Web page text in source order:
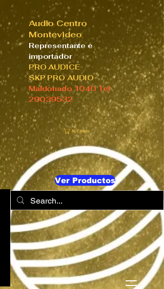
Audio Centro
Montevideo
Representante e
importador
PRO AUDICE
SKP PRO AUDIO
Maldonado 1040 Tel
29039532
Mi Carrito
Ver Productos